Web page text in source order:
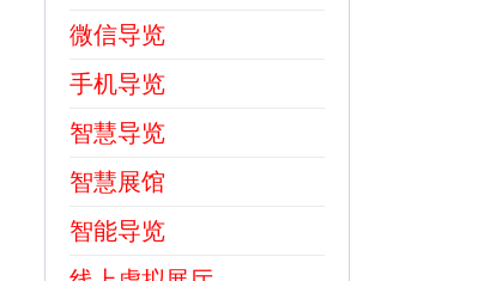
微信导览
手机导览
智慧导览
智慧展馆
智能导览